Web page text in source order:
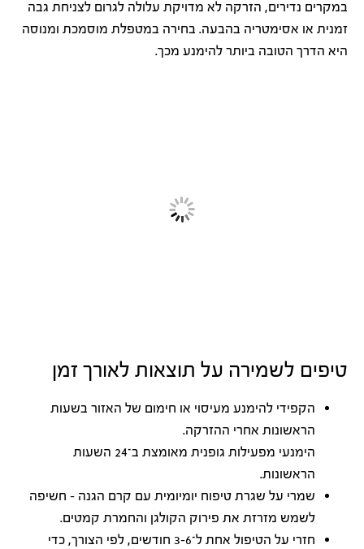
במקרים נדירים, הזרקה לא מדויקת עלולה לגרום לצניחת גבה
זמנית או אסימטריה בהבעה. בחירה במטפלת מוסמכת ומנוסה
היא הדרך הטובה ביותר להימנע מכך.
טיפים לשמירה על תוצאות לאורך זמן
הקפידי להימנע מעיסוי או חימום של האזור בשעות
הראשונות אחרי ההזרקה.
הימנעי מפעילות גופנית מאומצת ב־24 השעות
הראשונות.
שמרי על שגרת טיפוח יומיומית עם קרם הגנה – חשיפה
לשמש מזרזת את פירוק הקולגן והחמרת קמטים.
חזרי על הטיפול אחת ל־3-6 חודשים, לפי הצורך, כדי